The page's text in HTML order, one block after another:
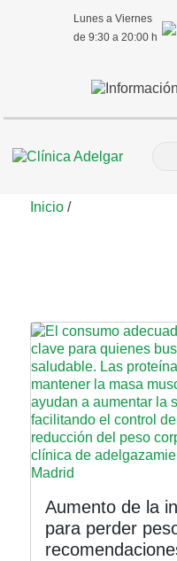
Lunes a Viernes
de 9:30 a 20:00 h
Inicio /
Aumento de la
para perder